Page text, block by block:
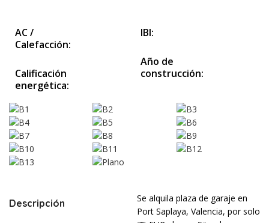
AC /
Calefacción:
Calificación
energética:
IBI:
Año de
construcción:
Descripción
Se alquila plaza de garaje en
Port Saplaya, Valencia, por solo